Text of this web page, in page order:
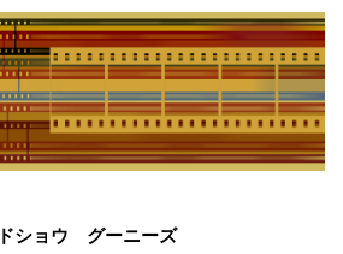
ショウ グーニーズ